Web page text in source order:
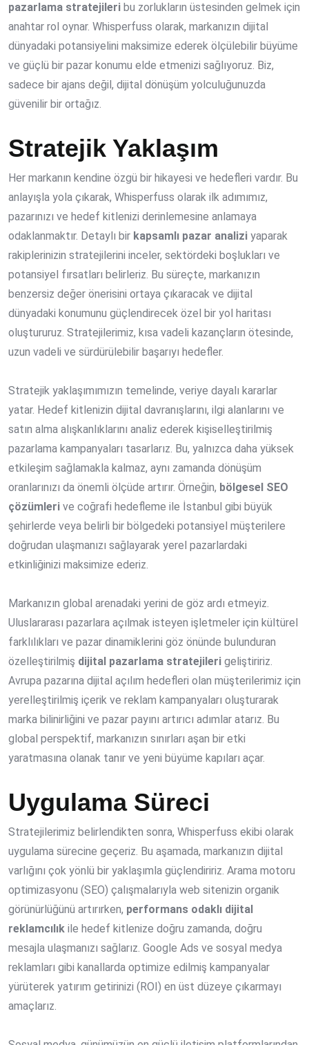
pazarlama stratejileri bu zorlukların üstesinden gelmek için
anahtar rol oynar. Whisperfuss olarak, markanızın dijital
dünyadaki potansiyelini maksimize ederek ölçülebilir büyüme
ve güçlü bir pazar konumu elde etmenizi sağlıyoruz. Biz,
sadece bir ajans değil, dijital dönüşüm yolculuğunuzda
güvenilir bir ortağız.
Stratejik Yaklaşım
Her markanın kendine özgü bir hikayesi ve hedefleri vardır. Bu
anlayışla yola çıkarak, Whisperfuss olarak ilk adımımız,
pazarınızı ve hedef kitlenizi derinlemesine anlamaya
odaklanmaktır. Detaylı bir kapsamlı pazar analizi yaparak
rakiplerinizin stratejilerini inceler, sektördeki boşlukları ve
potansiyel fırsatları belirleriz. Bu süreçte, markanızın
benzersiz değer önerisini ortaya çıkaracak ve dijital
dünyadaki konumunu güçlendirecek özel bir yol haritası
oluştururuz. Stratejilerimiz, kısa vadeli kazançların ötesinde,
uzun vadeli ve sürdürülebilir başarıyı hedefler.
Stratejik yaklaşımımızın temelinde, veriye dayalı kararlar
yatar. Hedef kitlenizin dijital davranışlarını, ilgi alanlarını ve
satın alma alışkanlıklarını analiz ederek kişiselleştirilmiş
pazarlama kampanyaları tasarlarız. Bu, yalnızca daha yüksek
etkileşim sağlamakla kalmaz, aynı zamanda dönüşüm
oranlarınızı da önemli ölçüde artırır. Örneğin, bölgesel SEO
çözümleri ve coğrafi hedefleme ile İstanbul gibi büyük
şehirlerde veya belirli bir bölgedeki potansiyel müşterilere
doğrudan ulaşmanızı sağlayarak yerel pazarlardaki
etkinliğinizi maksimize ederiz.
Markanızın global arenadaki yerini de göz ardı etmeyiz.
Uluslararası pazarlara açılmak isteyen işletmeler için kültürel
farklılıkları ve pazar dinamiklerini göz önünde bulunduran
özelleştirilmiş dijital pazarlama stratejileri geliştiririz.
Avrupa pazarına dijital açılım hedefleri olan müşterilerimiz için
yerelleştirilmiş içerik ve reklam kampanyaları oluşturarak
marka bilinirliğini ve pazar payını artırıcı adımlar atarız. Bu
global perspektif, markanızın sınırları aşan bir etki
yaratmasına olanak tanır ve yeni büyüme kapıları açar.
Uygulama Süreci
Stratejilerimiz belirlendikten sonra, Whisperfuss ekibi olarak
uygulama sürecine geçeriz. Bu aşamada, markanızın dijital
varlığını çok yönlü bir yaklaşımla güçlendiririz. Arama motoru
optimizasyonu (SEO) çalışmalarıyla web sitenizin organik
görünürlüğünü artırırken, performans odaklı dijital
reklamcılık ile hedef kitlenize doğru zamanda, doğru
mesajla ulaşmanızı sağlarız. Google Ads ve sosyal medya
reklamları gibi kanallarda optimize edilmiş kampanyalar
yürüterek yatırım getirinizi (ROI) en üst düzeye çıkarmayı
amaçlarız.